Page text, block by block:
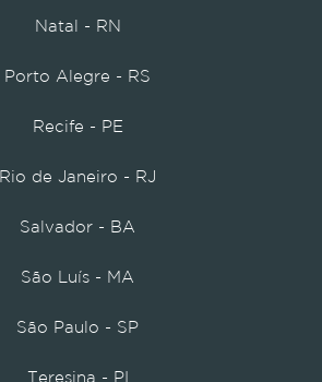
Natal - RN
Porto Alegre - RS
Recife - PE
Rio de Janeiro - RJ
Salvador - BA
São Luís - MA
São Paulo - SP
Teresina - PI